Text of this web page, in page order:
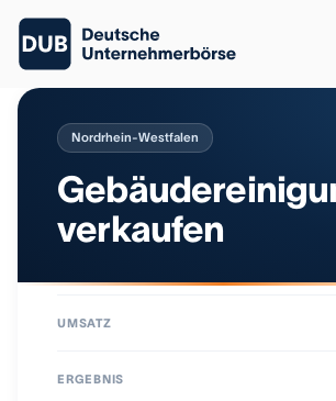
Nordrhein-Westfalen
verkaufen
UMSATZ
ERGEBNIS